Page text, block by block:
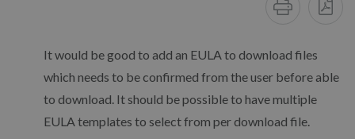
It would be good to add an EULA to download files
which needs to be confirmed from the user before able
to download. It should be possible to have multiple
EULA templates to select from per download file.